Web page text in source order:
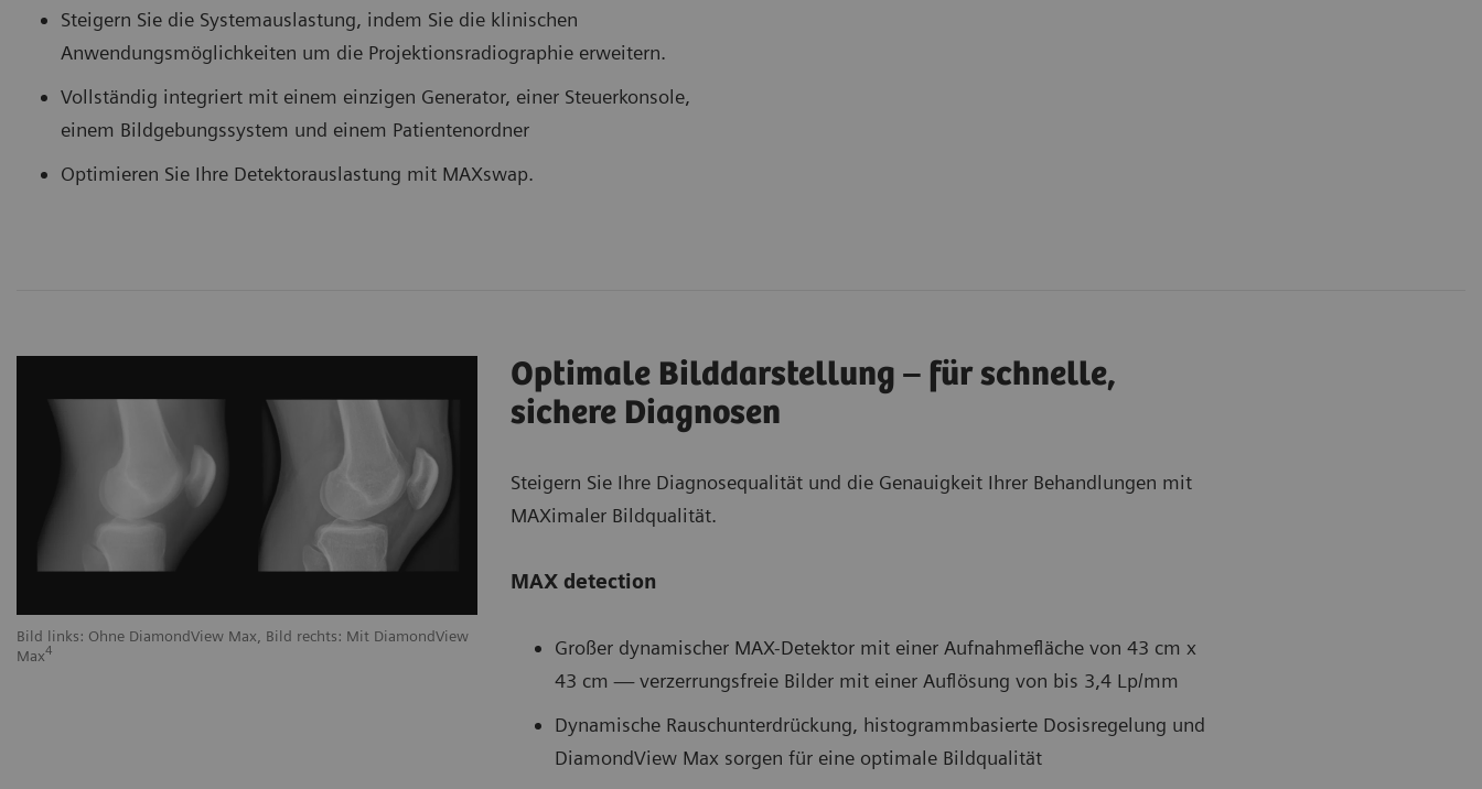
Steigern Sie die Systemauslastung, indem Sie die klinischen
Anwendungsmöglichkeiten um die Projektionsradiographie erweitern.
Vollständig integriert mit einem einzigen Generator, einer Steuerkonsole,
einem Bildgebungssystem und einem Patientenordner
Optimieren Sie Ihre Detektorauslastung mit MAXswap.
Bild links: Ohne DiamondView Max, Bild rechts: Mit DiamondView
Max4
Optimale Bilddarstellung – für schnelle,
sichere Diagnosen
Steigern Sie Ihre Diagnosequalität und die Genauigkeit Ihrer Behandlungen mit
MAXimaler Bildqualität.
MAX detection
Großer dynamischer MAX-Detektor mit einer Aufnahmefläche von 43 cm x
43 cm — verzerrungsfreie Bilder mit einer Auflösung von bis 3,4 Lp/mm
Dynamische Rauschunterdrückung, histogrammbasierte Dosisregelung und
DiamondView Max sorgen für eine optimale Bildqualität